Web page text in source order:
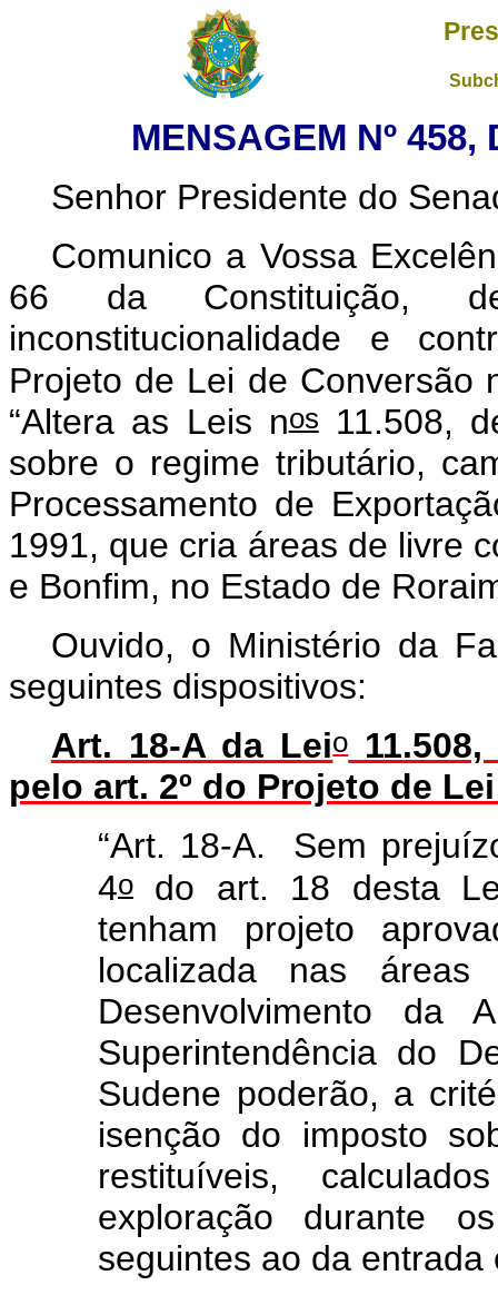
MENSAGEM Nº 458,
Senhor Presidente do
Comunico a Vossa
66 da Constituição,
inconstitucionalidade e
Projeto de Lei de Conversão
“Altera as Leis nos11.508,
sobre o regime tributário,
Processamento de
1991, que cria áreas de livre
e Bonfim, no Estado de
Ouvido, o Ministério da
seguintes dispositivos:
Art. 18-A da Leio11.508,
pelo art. 2º do Projeto de
“Art. 18-A. Sem
4o do art. 18 desta
tenham projeto
localizada nas
Desenvolvimento
Superintendência do
Sudene poderão, a
isenção do imposto
restituíveis,
exploração durante os
seguintes ao da